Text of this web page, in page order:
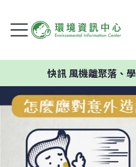
風機離聚落、學校過近 彰